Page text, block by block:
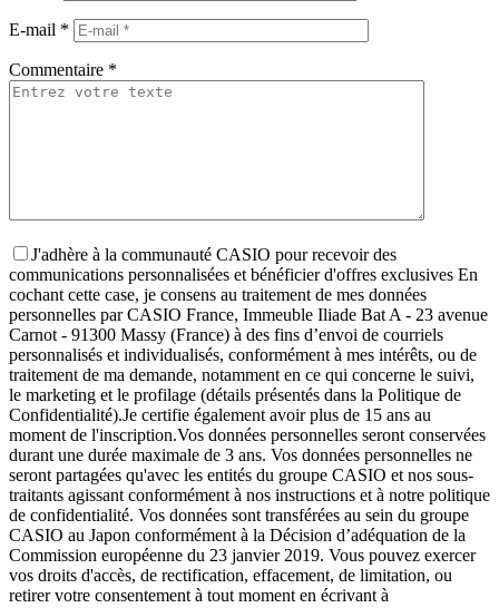
E-mail *
Commentaire *
J'adhère à la communauté CASIO pour recevoir des
communications personnalisées et bénéficier d'offres exclusives En
cochant cette case, je consens au traitement de mes données
personnelles par CASIO France, Immeuble Iliade Bat A - 23 avenue
Carnot - 91300 Massy (France) à des fins d’envoi de courriels
personnalisés et individualisés, conformément à mes intérêts, ou de
traitement de ma demande, notamment en ce qui concerne le suivi,
le marketing et le profilage (détails présentés dans la Politique de
Confidentialité).Je certifie également avoir plus de 15 ans au
moment de l'inscription.Vos données personnelles seront conservées
durant une durée maximale de 3 ans. Vos données personnelles ne
seront partagées qu'avec les entités du groupe CASIO et nos sous-
traitants agissant conformément à nos instructions et à notre politique
de confidentialité. Vos données sont transférées au sein du groupe
CASIO au Japon conformément à la Décision d’adéquation de la
Commission européenne du 23 janvier 2019. Vous pouvez exercer
vos droits d'accès, de rectification, effacement, de limitation, ou
retirer votre consentement à tout moment en écrivant à